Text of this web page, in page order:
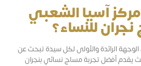
مركز آسيا الشعبي
للنساء؟
الرائدة والأولى لكل سيدة تبحث عن
يقدم أفضل تجربة مساج نسائي بنجران